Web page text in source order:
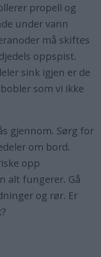
propell og
under vann
må skiftes
oppspist.
sink igjen er de
som vi ikke
gjennom. Sørg for
om bord.
opp
alt fungerer. Gå
og rør. Er